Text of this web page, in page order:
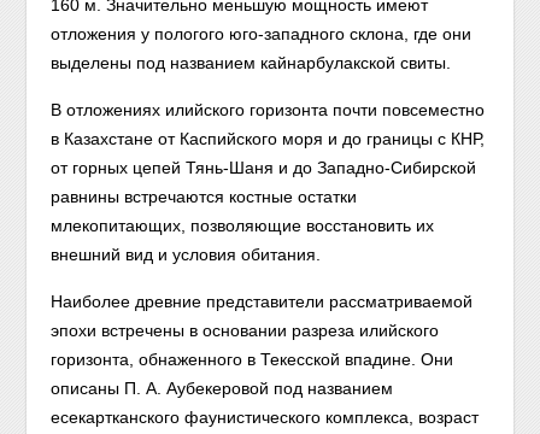
160 м. Значительно меньшую мощность имеют
отложения у пологого юго-западного склона, где они
выделены под названием кайнарбулакской свиты.
В отложениях илийского горизонта почти повсеместно
в Казахстане от Каспийского моря и до границы с КНР,
от горных цепей Тянь-Шаня и до Западно-Сибирской
равнины встречаются костные остатки
млекопитающих, позволяющие восстановить их
внешний вид и условия обитания.
Наиболее древние представители рассматриваемой
эпохи встречены в основании разреза илийского
горизонта, обнаженного в Текесской впадине. Они
описаны П. А. Аубекеровой под названием
есекартканского фаунистического комплекса, возраст